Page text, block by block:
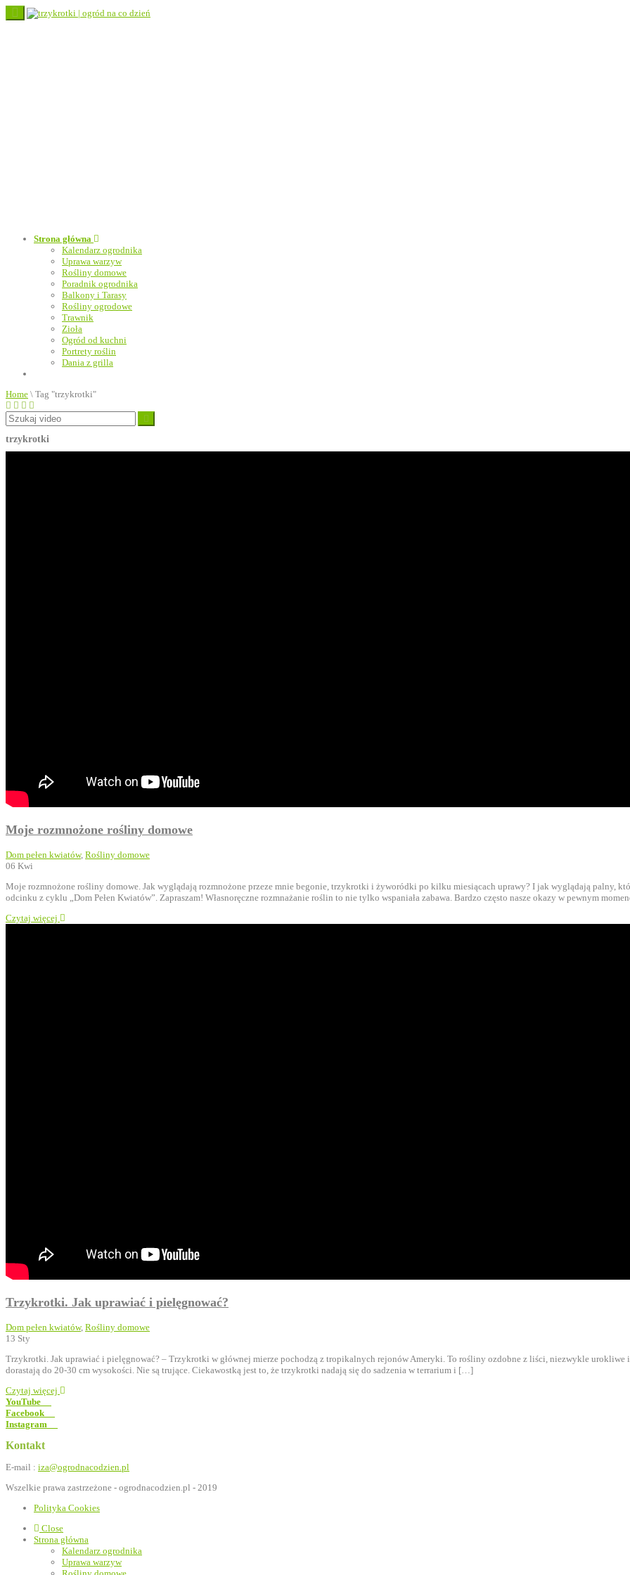
Toggle
navigation
Strona główna
Kalendarz ogrodnika
Uprawa warzyw
Rośliny domowe
Poradnik ogrodnika
Balkony i Tarasy
Rośliny ogrodowe
Trawnik
Zioła
Ogród od kuchni
Portrety roślin
Dania z grilla
Home \ Tag "trzykrotki"
trzykrotki
Moje rozmnożone rośliny domowe
Dom pełen kwiatów, Rośliny domowe
06 Kwi
Moje rozmnożone rośliny domowe. Jak wyglądają rozmnożone przeze mnie begonie, trzykrotki i żyworódki po kilku miesiącach uprawy? I jak wyglądają palny,
odcinku z cyklu „Dom Pełen Kwiatów”. Zapraszam! Własnoręczne rozmnażanie roślin to nie tylko wspaniała zabawa. Bardzo często nasze okazy w pewnym
Czytaj więcej
Trzykrotki. Jak uprawiać i pielęgnować?
Dom pełen kwiatów, Rośliny domowe
13 Sty
Trzykrotki. Jak uprawiać i pielęgnować? – Trzykrotki w głównej mierze pochodzą z tropikalnych rejonów Ameryki. To rośliny ozdobne z liści, niezwykle
dorastają do 20-30 cm wysokości. Nie są trujące. Ciekawostką jest to, że trzykrotki nadają się do sadzenia w terrarium i […]
Czytaj więcej
YouTube
Facebook
Instagram
Kontakt
E-mail : iza@ogrodnacodzien.pl
Wszelkie prawa zastrzeżone - ogrodnacodzien.pl - 2019
Polityka Cookies
Close
Strona główna
Kalendarz ogrodnika
Uprawa warzyw